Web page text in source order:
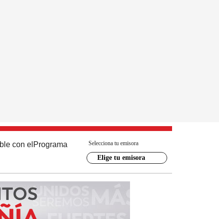
con el Programa Selecciona tu emisora
Elige tu emisora